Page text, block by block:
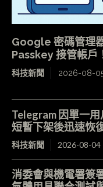
Google 密碼管理
Passkey 接管帳戶
科技新聞 2026-08-
Telegram 因單一
短暫下架後迅速恢
科技新聞 2026-08-04
消委會與機電署簽